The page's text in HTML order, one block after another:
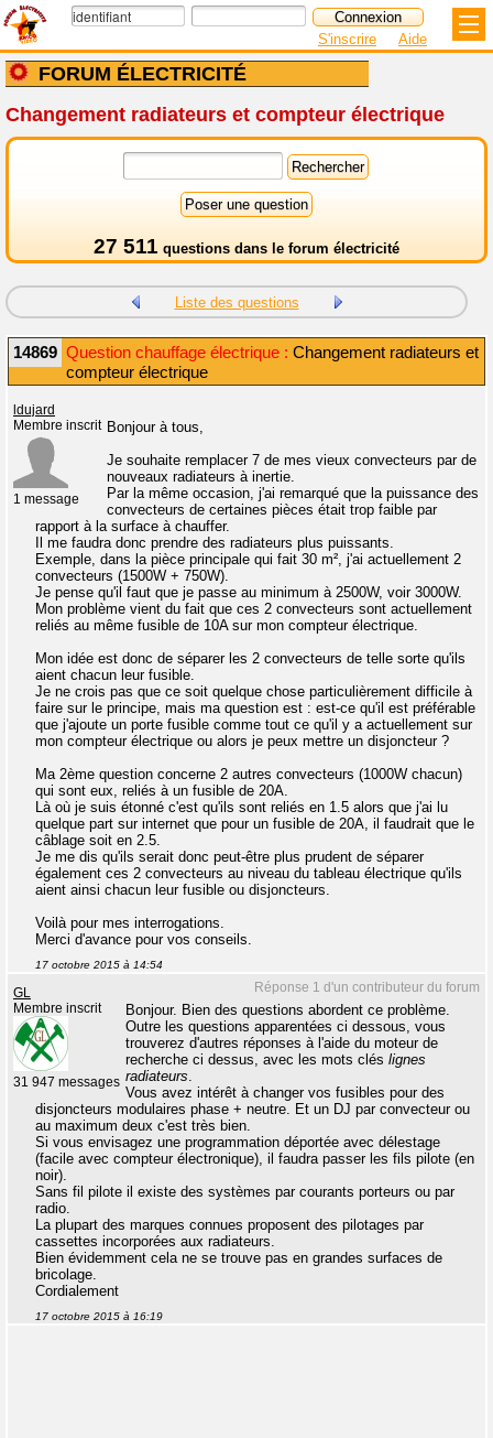
FORUM ÉLECTRICITÉ
S'inscrire Aide
Changement radiateurs et compteur électrique
27 511 questions dans le forum électricité
Liste des questions
14869 Question chauffage électrique : Changement radiateurs et
compteur électrique
ldujard
Membre inscrit
1 message
Bonjour à tous,
Je souhaite remplacer 7 de mes vieux convecteurs par de
nouveaux radiateurs à inertie.
Par la même occasion, j'ai remarqué que la puissance des
convecteurs de certaines pièces était trop faible par
rapport à la surface à chauffer.
Il me faudra donc prendre des radiateurs plus puissants.
Exemple, dans la pièce principale qui fait 30 m², j'ai actuellement 2
convecteurs (1500W + 750W).
Je pense qu'il faut que je passe au minimum à 2500W, voir 3000W.
Mon problème vient du fait que ces 2 convecteurs sont actuellement
reliés au même fusible de 10A sur mon compteur électrique.
Mon idée est donc de séparer les 2 convecteurs de telle sorte qu'ils
aient chacun leur fusible.
Je ne crois pas que ce soit quelque chose particulièrement difficile à
faire sur le principe, mais ma question est : est-ce qu'il est préférable
que j'ajoute un porte fusible comme tout ce qu'il y a actuellement sur
mon compteur électrique ou alors je peux mettre un disjoncteur ?
Ma 2ème question concerne 2 autres convecteurs (1000W chacun)
qui sont eux, reliés à un fusible de 20A.
Là où je suis étonné c'est qu'ils sont reliés en 1.5 alors que j'ai lu
quelque part sur internet que pour un fusible de 20A, il faudrait que le
câblage soit en 2.5.
Je me dis qu'ils serait donc peut-être plus prudent de séparer
également ces 2 convecteurs au niveau du tableau électrique qu'ils
aient ainsi chacun leur fusible ou disjoncteurs.
Voilà pour mes interrogations.
Merci d'avance pour vos conseils.
17 octobre 2015 à 14:54
Réponse 1 d'un contributeur du forum
GL
Membre inscrit
31 947 messages
Bonjour. Bien des questions abordent ce problème.
Outre les questions apparentées ci dessous, vous
trouverez d'autres réponses à l'aide du moteur de
recherche ci dessus, avec les mots clés lignes
radiateurs.
Vous avez intérêt à changer vos fusibles pour des
disjoncteurs modulaires phase + neutre. Et un DJ par convecteur ou
au maximum deux c'est très bien.
Si vous envisagez une programmation déportée avec délestage
(facile avec compteur électronique), il faudra passer les fils pilote (en
noir).
Sans fil pilote il existe des systèmes par courants porteurs ou par
radio.
La plupart des marques connues proposent des pilotages par
cassettes incorporées aux radiateurs.
Bien évidemment cela ne se trouve pas en grandes surfaces de
bricolage.
Cordialement
17 octobre 2015 à 16:19